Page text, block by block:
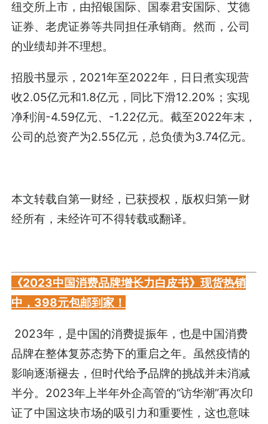
纽交所上市，由招银国际、国泰君安国际、艾德
证券、老虎证券等共同担任承销商。然而，公司
的业绩却并不理想。
招股书显示，2021年至2022年，日日煮实现营
收2.05亿元和1.8亿元，同比下滑12.20%；实现
净利润-4.59亿元、-1.22亿元。截至2022年末，
公司的总资产为2.55亿元，总负债为3.74亿元。
本文转载自第一财经，已获授权，版权归第一财
经所有，未经许可不得转载或翻译。
《2023中国消费品牌增长力白皮书》现货热销
中，398元包邮到家！
2023年，是中国的消费提振年，也是中国消费
品牌在整体复苏态势下的重启之年。虽然疫情的
影响逐渐褪去，但时代给予品牌的挑战并未消减
半分。2023年上半年外企高管的“访华潮”再次印
证了中国这块市场的吸引力和重要性，这也意味